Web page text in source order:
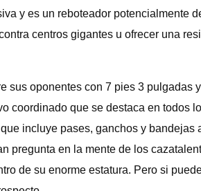
y es un reboteador
centros gigantes u ofrecer una
sus oponentes con 7 pies 3
coordinado que se destaca en
incluye pases, ganchos y
pregunta en la mente de los
de su enorme estatura. Pero si